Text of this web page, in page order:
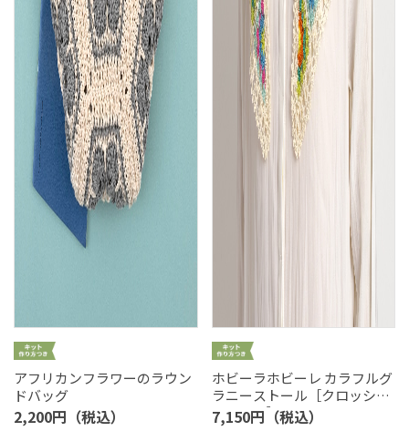
アフリカンフラワーのラウン
ドバッグ
2,200円（税込）
ホビーラホビーレ カラフルグ
ラニーストール［クロッシュ
コットン］
7,150円（税込）